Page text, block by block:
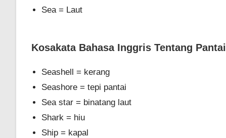
Sea = Laut
Kosakata Bahasa Inggris Tentang Pantai
Seashell = kerang
Seashore = tepi pantai
Sea star = binatang laut
Shark = hiu
Ship = kapal